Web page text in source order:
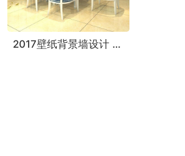
2017壁纸背景墙设计 打造华丽感餐厅